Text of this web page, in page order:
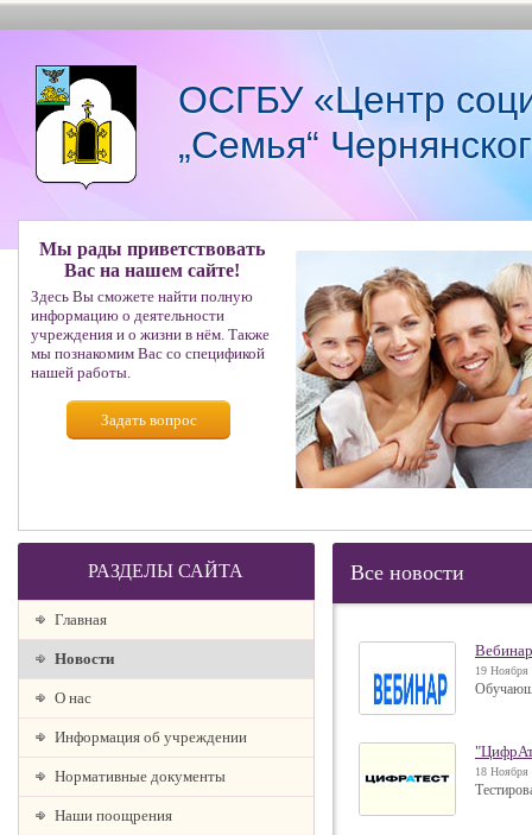
ОСГБУ «Центр
„Семья“
Мы рады приветствовать
Вас на нашем сайте!
Здесь Вы сможете найти полную
информацию о деятельности
учреждения и о жизни в нём. Также
мы познакомим Вас со спецификой
нашей работы.
Задать вопрос
РАЗДЕЛЫ САЙТА
Главная
Новости
О наc
Информация об учреждении
Нормативные документы
Наши поощрения
Все новости
19 Ноября
18 Ноября